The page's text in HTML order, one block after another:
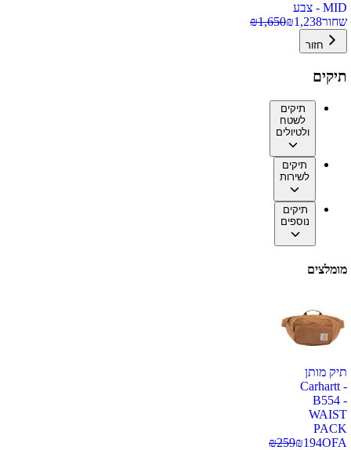
MID - צבע
שחור
₪1,238
₪1,650
חזור
תיקים
תיקים
לשטח
ולטיולים
תיקים
לשירות
תיקים
נוספים
מומלצים
תיק מותן
Carhartt -
B554 -
WAIST
PACK
OFA
₪194
₪259